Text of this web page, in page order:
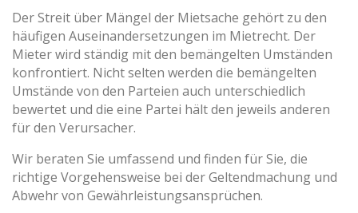
Der Streit über Mängel der Mietsache gehört zu den
häufigen Auseinandersetzungen im Mietrecht. Der
Mieter wird ständig mit den bemängelten Umständen
konfrontiert. Nicht selten werden die bemängelten
Umstände von den Parteien auch unterschiedlich
bewertet und die eine Partei hält den jeweils anderen
für den Verursacher.
Wir beraten Sie umfassend und finden für Sie, die
richtige Vorgehensweise bei der Geltendmachung und
Abwehr von Gewährleistungsansprüchen.